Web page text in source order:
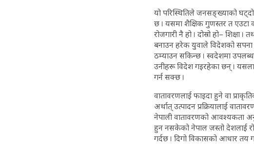
यो परिस्थितिले जनसङ्ख्याको
छ । यसमा शैक्षिक गुणस्तर त
रोजगारी नै हो । दोस्रो हो–
बनाउन हरेक युवाले विदेशको सपना
ठम्याउन सकिन्छ । स्वदेशमा
उनीहरू विदेश गइरहेका छन् ।
गर्न सक्छ ।
वातावरणलाई फाइदा हुने वा
अर्थात् उत्पादन प्रक्रियालाई
नेपाली वातावरणको आवश्यकता
हुन नसकेको नेपाल जस्तो देशलाई
गर्दछ । दिगो विकासको आधार तय